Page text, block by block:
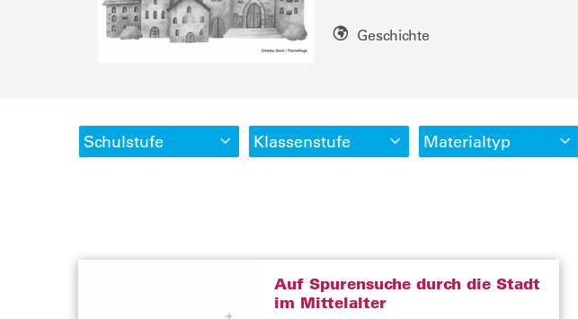
Geschichte
Schulstufe Klassenstufe Materialtyp
Auf Spurensuche durch die Stadt
im Mittelalter